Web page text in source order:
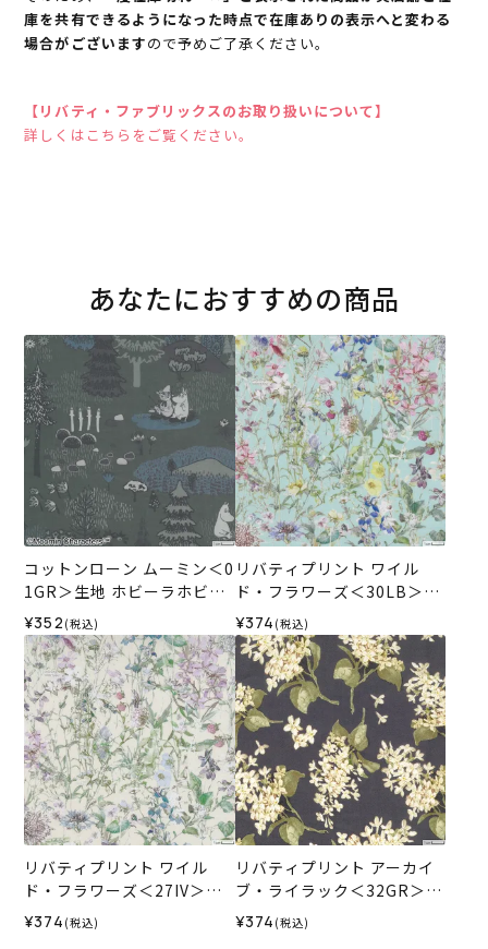
庫を共有できるようになった時点で在庫ありの表示へと変わる
場合がございますので予めご了承ください。
【リバティ・ファブリックスのお取り扱いについて】
詳しくはこちらをご覧ください。
あなたにおすすめの商品
コットンローン ムーミン＜0
1GR＞生地 ホビーラホビー
レデザインコレクション
¥352 (税込)
リバティプリント ワイル
ド・フラワーズ＜30LB＞生
地 （ホビーラホビーレオリ
ジナル）2026SS
¥374 (税込)
リバティプリント ワイル
ド・フラワーズ＜27IV＞生
地 （ホビーラホビーレオリ
ジナル）2026SS
¥374 (税込)
リバティプリント アーカイ
ブ・ライラック＜32GR＞生
地 （ホビーラホビーレオリ
ジナル）2026ES
¥374 (税込)